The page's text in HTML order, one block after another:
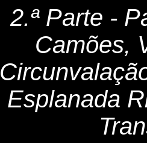
2.ª Parte -
Camões,
Esplanada